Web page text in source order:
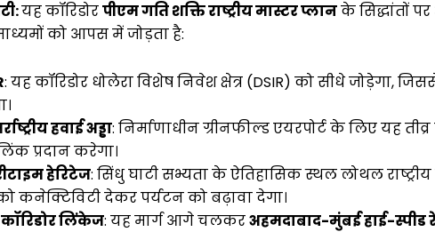
यह कॉरिडोरपीएम गति शक्ति राष्ट्रीय मास्टर प्लानके सिद्धांतों
को आपस में जोड़ता है:
: यह कॉरिडोर धोलेरा विशेष निवेश क्षेत्र (DSIR) को सीधे जोड़ेगा,
हवाई अड्डा: निर्माणाधीन ग्रीनफील्ड एयरपोर्ट के लिए यह
प्रदान करेगा।
हेरिटेज: सिंधु घाटी सभ्यता के ऐतिहासिक स्थल लोथल राष्ट्रीय
कनेक्टिविटी देकर पर्यटन को बढ़ावा देगा।
कॉरिडोर लिंकेज: यह मार्ग आगे चलकरअहमदाबाद-मुंबई हाई-स्पीड